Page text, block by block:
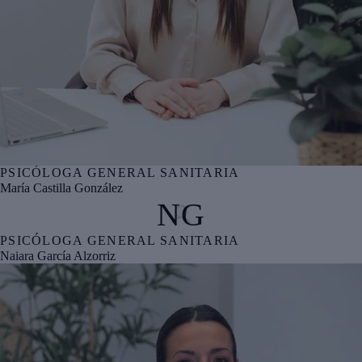
Nº col. COPBI BI05806
PSICÓLOGA GENERAL SANITARIA
María Castilla González
NG
Nº col. COPBI BI05894
PSICÓLOGA GENERAL SANITARIA
Naiara García Alzorriz